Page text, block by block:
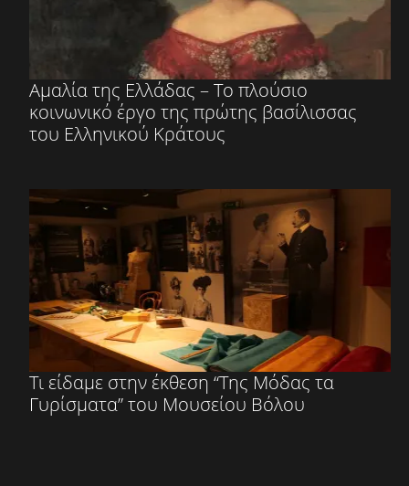
Αμαλία της Ελλάδας – Το πλούσιο
κοινωνικό έργο της πρώτης βασίλισσας
του Ελληνικού Κράτους
Τι είδαμε στην έκθεση “Της Μόδας τα
Γυρίσματα” του Μουσείου Βόλου